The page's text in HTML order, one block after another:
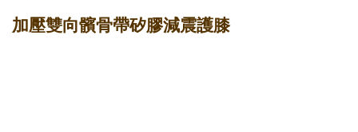
加壓雙向髕骨帶矽膠減震護膝